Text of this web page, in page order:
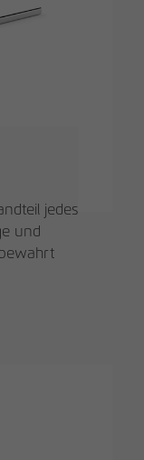
jedes
und